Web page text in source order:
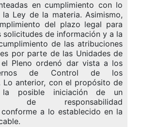
en cumplimiento con lo
Ley de la materia. Asimismo,
del plazo legal para
solicitudes de información y a la
de las atribuciones
por parte de las Unidades de
el Pleno ordenó dar vista a los
de Control de los
Lo anterior, con el propósito de
la posible iniciación de un
de responsabilidad
a lo establecido en la